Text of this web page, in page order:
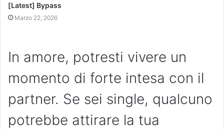
[Latest] Bypass
Marzo 22, 2026
In amore, potresti vivere un
momento di forte intesa con il
partner. Se sei single, qualcuno
potrebbe attirare la tua